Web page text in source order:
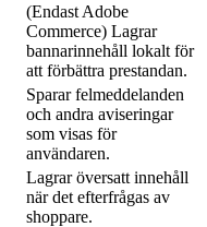
(Endast Adobe
Commerce) Lagrar
bannarinnehåll lokalt för
att förbättra prestandan.
Sparar felmeddelanden
och andra aviseringar
som visas för
användaren.
Lagrar översatt innehåll
när det efterfrågas av
shoppare.